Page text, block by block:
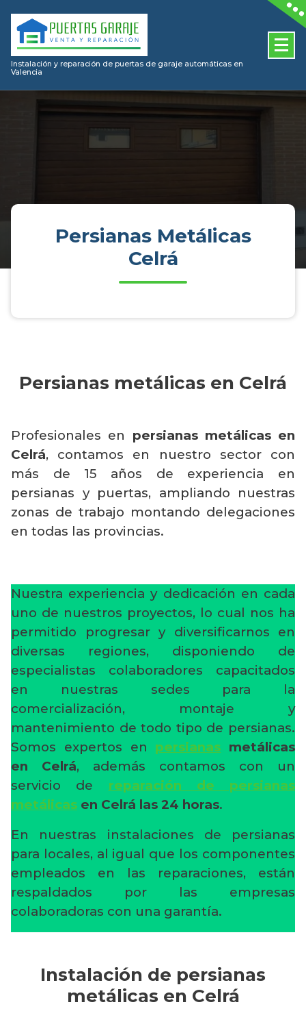
content
Instalación y reparación de puertas de garaje automáticas en
Valencia
Persianas Metálicas
Celrá
Persianas metálicas en Celrá
Profesionales en persianas metálicas en
Celrá, contamos en nuestro sector con
más de 15 años de experiencia en
persianas y puertas, ampliando nuestras
zonas de trabajo montando delegaciones
en todas las provincias.
Nuestra experiencia y dedicación en cada
uno de nuestros proyectos, lo cual nos ha
permitido progresar y diversificarnos en
diversas regiones, disponiendo de
especialistas colaboradores capacitados
en nuestras sedes para la
comercialización, montaje y
mantenimiento de todo tipo de persianas.
Somos expertos en persianas metálicas
en Celrá, además contamos con un
servicio de reparación de persianas
metálicas en Celrá las 24 horas.
En nuestras instalaciones de persianas
para locales, al igual que los componentes
empleados en las reparaciones, están
respaldados por las empresas
colaboradoras con una garantía.
Instalación de persianas
metálicas en Celrá